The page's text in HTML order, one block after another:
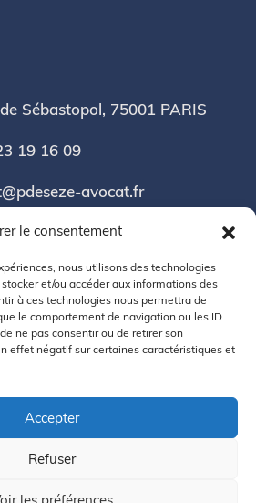
le consentement
nous utilisons des technologies
et/ou accéder aux informations des
à ces technologies nous permettra de
le comportement de navigation ou les ID
ne pas consentir ou de retirer son
effet négatif sur certaines caractéristiques et
Accepter
Refuser
les préférences
Sébastopol, 75001 PARIS
19 16 09
avocat.fr